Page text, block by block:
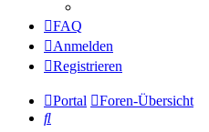
FAQ
Anmelden
Registrieren
Portal
Foren-Übersicht
Suche